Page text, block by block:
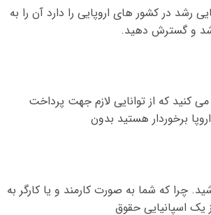
رشد در کشور های اروپایی را دارد آن را به
و گسترش دهید.
کنید که از توانایی لازم جهت پرداخت
برخوردار هستید بدون
. چرا که شما به صورت کارمند و یا کارگر به
یک اسپانیایی حقوق